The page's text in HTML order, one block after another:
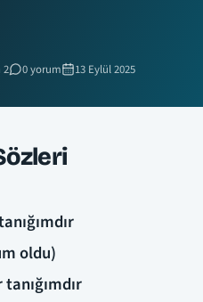
2 0 yorum 13 Eylül 2025
oldu)